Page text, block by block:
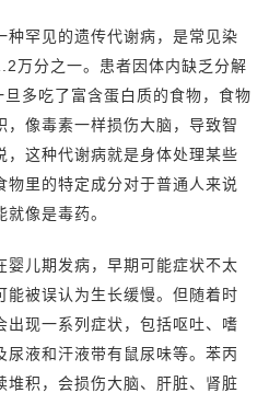
罕见的遗传代谢病，是常见染
万分之一。患者因体内缺乏分解
多吃了富含蛋白质的食物，食物
，像毒素一样损伤大脑，导致智
，这种代谢病就是身体处理某些
里的特定成分对于普通人来说
像是毒药。
儿期发病，早期可能症状不太
能被误认为生长缓慢。但随着时
出现一系列症状，包括呕吐、嗜
尿液和汗液带有鼠尿味等。苯丙
堆积，会损伤大脑、肝脏、肾脏